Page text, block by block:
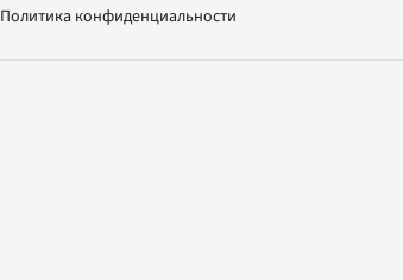
Политика конфиденциальности